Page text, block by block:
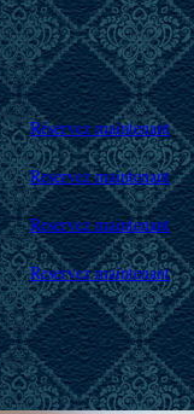
Réservez maintenant
Reservez maintenant
Reservez maintenant
Reservez maintenant